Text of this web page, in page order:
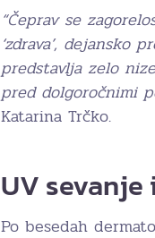
“Čeprav se
‘zdrava’, dejansko
predstavlja zelo
pred dolgoročnimi
Katarina Trčko.
UV
Po besedah